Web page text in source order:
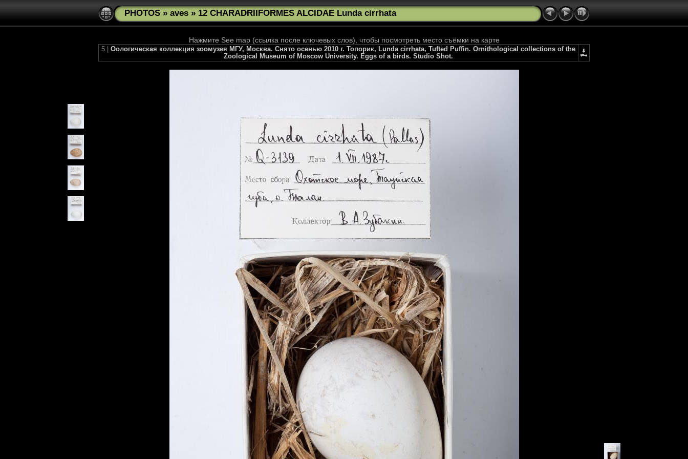
PHOTOS » aves » 12 CHARADRIIFORMES ALCIDAE Lunda cirrhata
Нажмите See map (ссылка после ключевых слов), чтобы посмотреть место съёмки на карте
5 | Оологическая коллекция зоомузея МГУ, Москва. Снято осенью 2010 г. Топорик, Lunda cirrhata, Tufted Puffin. Ornithological collections of the
Zoological Museum of Moscow University. Eggs of a birds. Studio Shot.